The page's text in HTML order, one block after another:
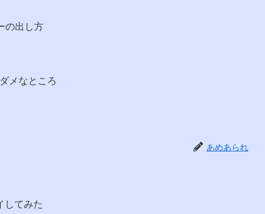
の出し方
メなところ
あめあられ
してみた